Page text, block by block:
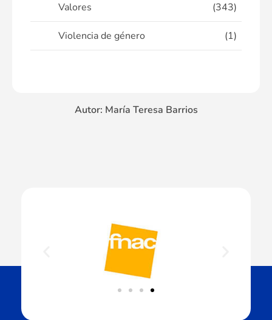
Valores (343)
Violencia de género (1)
Autor: María Teresa Barrios